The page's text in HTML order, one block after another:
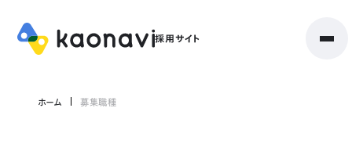
ホーム 募集職種